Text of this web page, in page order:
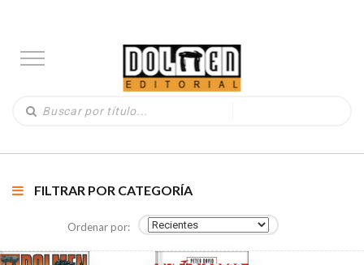
FILTRAR POR CATEGORÍA
Ordenar por: